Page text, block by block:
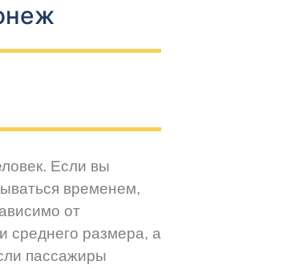
Если вы
временем,
от
среднего размера, а
пассажиры